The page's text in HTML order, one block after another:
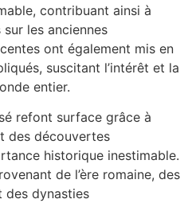
contribuant ainsi à
les anciennes
ont également mis en
suscitant l’intérêt et la
entier.
refont surface grâce à
des découvertes
historique inestimable.
de l’ère romaine, des
des dynasties